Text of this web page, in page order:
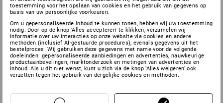
wederpartij worden verhaald. Strauss kan dan nakoming van
haar verplichtingen opschorten of de overeenkomst bij brief
ontbinden.
Bij vragen staan wij gaarne tot uw beschikking op
info@strauss.be
terug
toestemming voor het opslaan van cookies en het gebruik van gegevens op
basis van uw persoonlijke voorkeuren.
Om u gepersonaliseerde inhoud te kunnen tonen, hebben wij uw toestemming
nodig. Door op de knop 'Alles accepteren' te klikken, verzamelen wij
informatie over uw interacties op onze website via cookies en andere
methoden (inclusief AI-gestuurde procedures), evenals gegevens uit het
bestelproces. Wij gebruiken deze gegevens met name voor de volgende
doeleinden: gepersonaliseerde aanbiedingen en advertenties, nauwkeurige
productaanbevelingen, marktonderzoek en metingen van advertenties en
inhoud. Als u dit niet wenst, kunt u zich via de knop 'Alles weigeren' ook
verzetten tegen het gebruik van dergelijke cookies en methoden.